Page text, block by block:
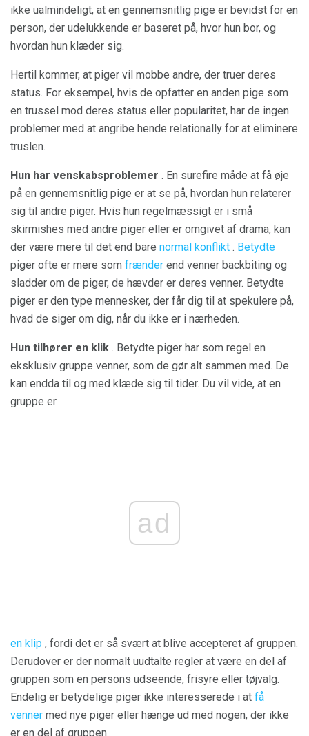
ikke ualmindeligt, at en gennemsnitlig pige er bevidst for en
person, der udelukkende er baseret på, hvor hun bor, og
hvordan hun klæder sig.
Hertil kommer, at piger vil mobbe andre, der truer deres
status. For eksempel, hvis de opfatter en anden pige som
en trussel mod deres status eller popularitet, har de ingen
problemer med at angribe hende relationally for at eliminere
truslen.
Hun har venskabsproblemer . En surefire måde at få øje
på en gennemsnitlig pige er at se på, hvordan hun relaterer
sig til andre piger. Hvis hun regelmæssigt er i små
skirmishes med andre piger eller er omgivet af drama, kan
der være mere til det end bare normal konflikt . Betydte
piger ofte er mere som frænder end venner backbiting og
sladder om de piger, de hævder er deres venner. Betydte
piger er den type mennesker, der får dig til at spekulere på,
hvad de siger om dig, når du ikke er i nærheden.
Hun tilhører en klik . Betydte piger har som regel en
eksklusiv gruppe venner, som de gør alt sammen med. De
kan endda til og med klæde sig til tider. Du vil vide, at en
gruppe er
ad
en klip , fordi det er så svært at blive accepteret af gruppen.
Derudover er der normalt uudtalte regler at være en del af
gruppen som en persons udseende, frisyre eller tøjvalg.
Endelig er betydelige piger ikke interesserede i at få
venner med nye piger eller hænge ud med nogen, der ikke
er en del af gruppen.